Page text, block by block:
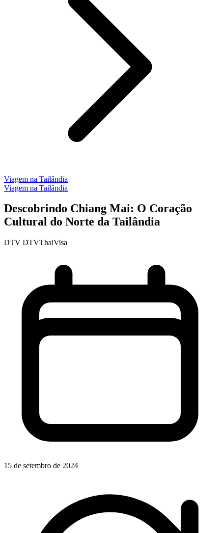
Viagem na Tailândia
Viagem na Tailândia
Descobrindo Chiang Mai: O Coração
Cultural do Norte da Tailândia
DTV DTVThaiVisa
15 de setembro de 2024